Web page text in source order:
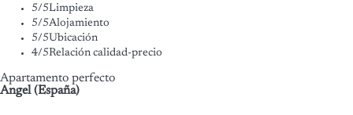
5/5Limpieza
5/5Alojamiento
5/5Ubicación
4/5Relación calidad-precio
Apartamento perfecto
Angel (España)